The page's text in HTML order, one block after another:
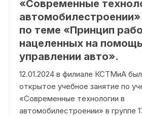
«Современные
автомобилестроении»
по теме «Принцип
нацеленных на
управлении авто».
12.01.2024 в филиале КСТМиА
открытое учебное занятие по
«Современные технологии в
автомобилестроении» в группе